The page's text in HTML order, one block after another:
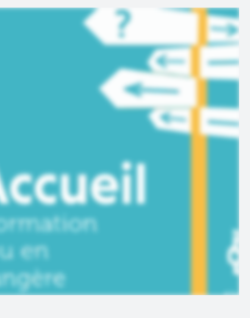
·
Bienvenue en Belgique
Espace presse
Contacts
Trouver un lieu d’alphabétisation